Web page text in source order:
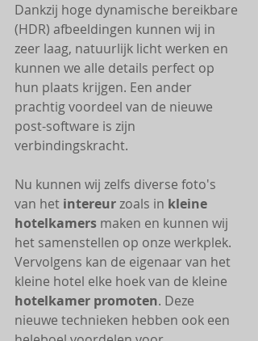
Dankzij hoge dynamische bereikbare
(HDR) afbeeldingen kunnen wij in
zeer laag, natuurlijk licht werken en
kunnen we alle details perfect op
hun plaats krijgen. Een ander
prachtig voordeel van de nieuwe
post-software is zijn
verbindingskracht.
Nu kunnen wij zelfs diverse foto's
van het intereur zoals in kleine
hotelkamers maken en kunnen wij
het samenstellen op onze werkplek.
Vervolgens kan de eigenaar van het
kleine hotel elke hoek van de kleine
hotelkamer promoten. Deze
nieuwe technieken hebben ook een